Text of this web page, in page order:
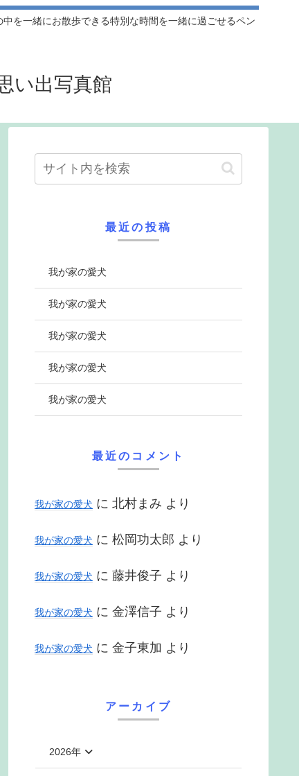
を一緒にお散歩できる特別な時間を一緒に過ごせるペン
い出写真館
最近の投稿
我が家の愛犬
我が家の愛犬
我が家の愛犬
我が家の愛犬
我が家の愛犬
最近のコメント
我が家の愛犬 に 北村まみ より
我が家の愛犬 に 松岡功太郎 より
我が家の愛犬 に 藤井俊子 より
我が家の愛犬 に 金澤信子 より
我が家の愛犬 に 金子東加 より
アーカイブ
2026年